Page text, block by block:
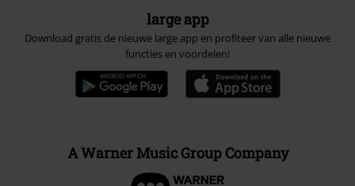
large app
Download gratis de nieuwe large app en profiteer van alle nieuwe
functies en voordelen!
A Warner Music Group Company